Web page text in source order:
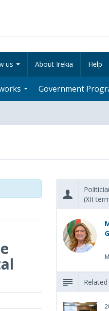
us About Irekia Help
Government
(XII